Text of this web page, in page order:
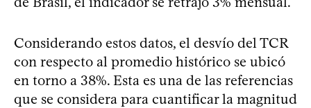
Considerando estos datos, el desvío del TCR
con respecto al promedio histórico se ubicó
en torno a 38%. Esta es una de las referencias
que se considera para cuantificar la magnitud